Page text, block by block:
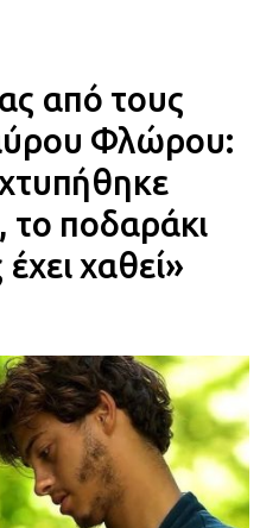
Αυτοκίνητο έσπασε
μπήκε μέσα σε μαγαζί
μια νέα, σύγχρονη
παιδική χαρά
απάτες με λεία
στην Αττική
από τους
Φλώρου:
το ποδαράκι
χαθεί»